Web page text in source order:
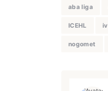
aba liga
ICEHL
nogomet